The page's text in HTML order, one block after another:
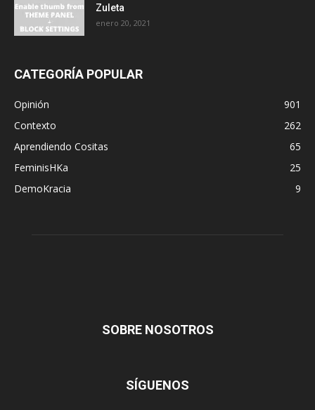
Zuleta
enero 20, 2021
CATEGORÍA POPULAR
Opinión
901
Contexto
262
Aprendiendo Cositas
65
FeminisHKa
25
DemoKracia
9
SOBRE NOSOTROS
SÍGUENOS